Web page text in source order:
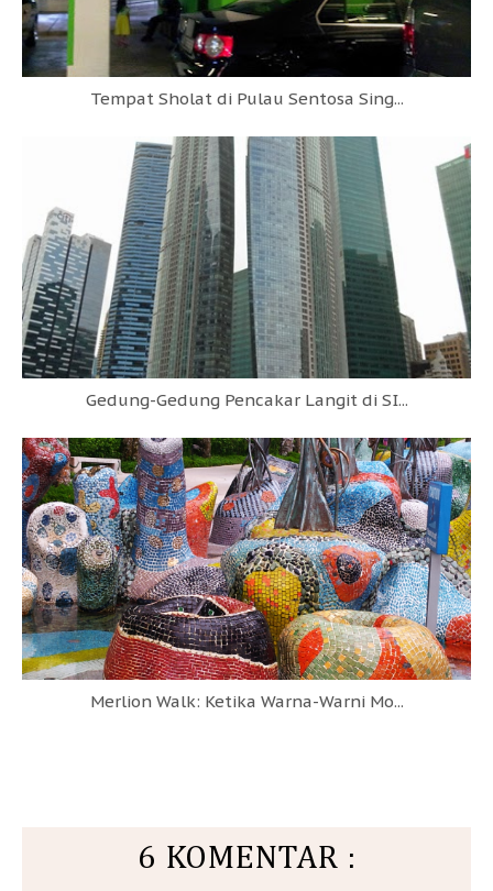
Tempat Sholat di Pulau Sentosa Sing...
Gedung-Gedung Pencakar Langit di SI...
Merlion Walk: Ketika Warna-Warni Mo...
6 KOMENTAR :